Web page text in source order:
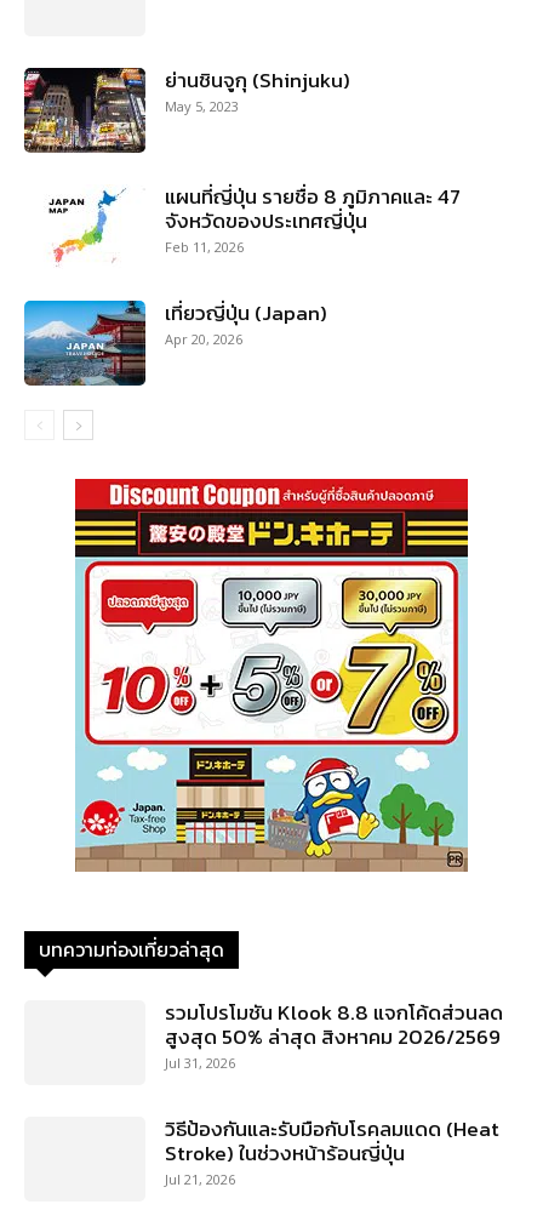
ย่านชินจูกุ (Shinjuku)
May 5, 2023
แผนที่ญี่ปุ่น รายชื่อ 8 ภูมิภาคและ 47
จังหวัดของประเทศญี่ปุ่น
Feb 11, 2026
เที่ยวญี่ปุ่น (Japan)
Apr 20, 2026
บทความท่องเที่ยวล่าสุด
รวมโปรโมชัน Klook 8.8 แจกโค้ดส่วนลด
สูงสุด 50% ล่าสุด สิงหาคม 2026/2569
Jul 31, 2026
วิธีป้องกันและรับมือกับโรคลมแดด (Heat
Stroke) ในช่วงหน้าร้อนญี่ปุ่น
Jul 21, 2026